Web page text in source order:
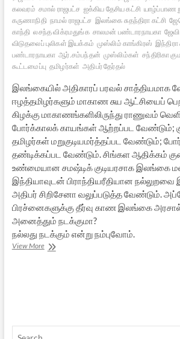
கலவரம் சமால் ராஜபட்ச ஐக்கிய தேசிய கட்சி யாழ்ப்பாண
கருணாநிதி நாமல் ராஜபட்ச இலங்கை சுதந்திரா கட்சி
காந்தி லசந்த விக்ரமதுங்க சாலமன் பண்டாரநாயகா
விடுதலைப் புலிகள் இயக்கம் முஸ்லிம் காங்கிரஸ் இந்திரா
பண்டாரநாயகா ஆர்.சம்பந்தன் முஸ்லிம்கள் சந்திரிகா
கூட்டமைப்பு தமிழர்கள் அதிபர் தேர்தல்
இலங்கையில் அதிகாரப் பரவல் சாத்தியமாக
ஈழத்தமிழர்களும் மாகாண சுய ஆட்சியைப்
கிழக்கு மாகாணங்களிலிருந்து ராணுவம்
போர்க்காலக் காயங்கள் ஆற்றப்பட வேண்டும்;
தமிழர்கள் மறுகுடியமர்த்தப்பட வேண்டும்;
தண்டிக்கப்பட வேண்டும். சிங்கள ஆதிக்கம்
உண்மையான சமஷ்டிக் குடியரசாக இலங்கை
இந்தியாவுடன் பிராந்தியரீதியான நல்லுறவை
அதிபர் சிறிசேனா வலுப்படுத்த வேண்டும்.
பிரச்னைகளுக்கு தீர்வு காண இலங்கை அரசால்
அனைத்தும் நடக்குமா?
நல்லது நடக்கும் என்று நம்புவோம்.
View Moreஇலங்கைத்